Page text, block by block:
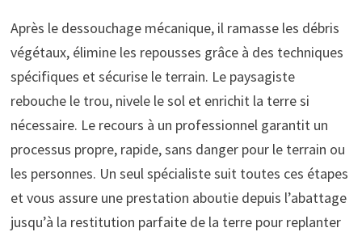
Après le dessouchage mécanique, il ramasse les débris
végétaux, élimine les repousses grâce à des techniques
spécifiques et sécurise le terrain. Le paysagiste
rebouche le trou, nivele le sol et enrichit la terre si
nécessaire. Le recours à un professionnel garantit un
processus propre, rapide, sans danger pour le terrain ou
les personnes. Un seul spécialiste suit toutes ces étapes
et vous assure une prestation aboutie depuis l’abattage
jusqu’à la restitution parfaite de la terre pour replanter